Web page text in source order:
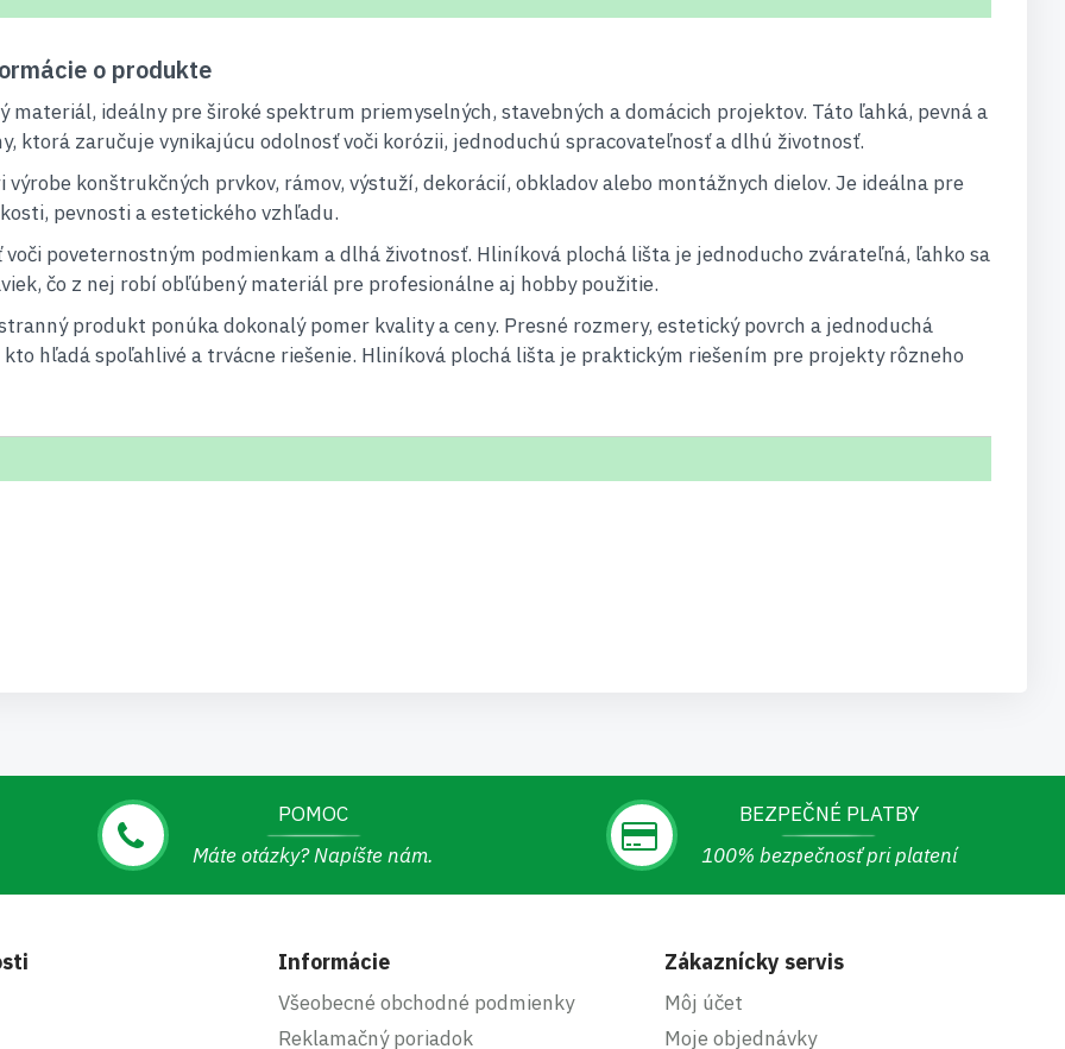
o produkte
ideálny pre široké spektrum priemyselných, stavebných a domácich projektov. Táto ľahká, pevná a
ktorá zaručuje vynikajúcu odolnosť voči korózii, jednoduchú spracovateľnosť a dlhú životnosť.
konštrukčných prvkov, rámov, výstuží, dekorácií, obkladov alebo montážnych dielov. Je ideálna pre
pevnosti a estetického vzhľadu.
poveternostným podmienkam a dlhá životnosť. Hliníková plochá lišta je jednoducho zvárateľná, ľahko sa
čo z nej robí obľúbený materiál pre profesionálne aj hobby použitie.
produkt ponúka dokonalý pomer kvality a ceny. Presné rozmery, estetický povrch a jednoduchá
hľadá spoľahlivé a trvácne riešenie. Hliníková plochá lišta je praktickým riešením pre projekty rôzneho
POMOC
Máte otázky? Napíšte nám.
BEZPEČNÉ PLATBY
100% bezpečnosť pri platení
Informácie
Všeobecné obchodné podmienky
Reklamačný poriadok
Zákaznícky servis
Môj účet
Moje objednávky